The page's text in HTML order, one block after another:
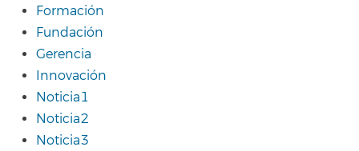
Formación
Fundación
Gerencia
Innovación
Noticia1
Noticia2
Noticia3